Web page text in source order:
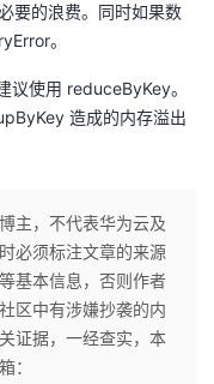
要的浪费。同时如果数
。
议使用 reduceByKey。
造成的内存溢出
主，不代表华为云及
必须标注文章的来源
基本信息，否则作者
区中有涉嫌抄袭的内
证据，一经查实，本
：